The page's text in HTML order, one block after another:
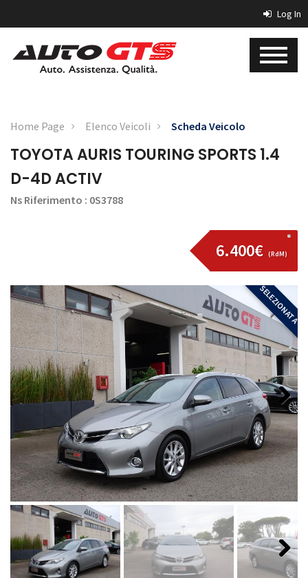
Log In
Home Page Elenco Veicoli Scheda Veicolo
TOYOTA AURIS TOURING SPORTS 1.4
D-4D ACTIV
Ns Riferimento : 0S3788
6.400€ (RdM)
SELEZIONATA
Next
Next